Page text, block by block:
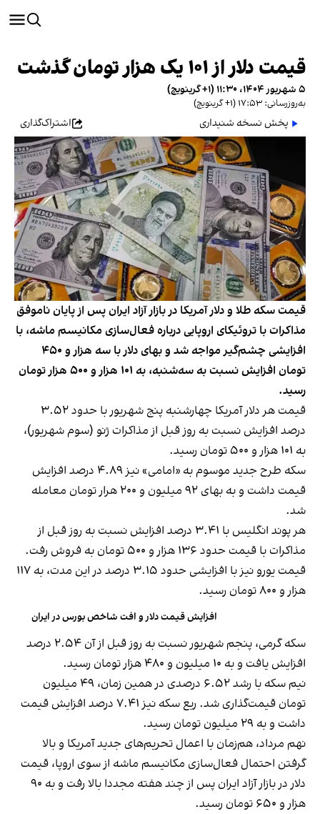
قیمت دلار از ۱۰۱ یک هزار تومان گذشت
۵ شهریور ۱۴۰۴، ۱۱:۳۰ (‎+۱ گرینویچ)
به‌روزرسانی: ۱۷:۵۳ (‎+۱ گرینویچ)
پخش نسخه شنیداری اشتراک‌گذاری
قیمت سکه طلا و دلار آمریکا در بازار آزاد ایران پس از پایان ناموفق
مذاکرات با تروئیکای اروپایی درباره فعال‌سازی مکانیسم ماشه، با
افزایشی چشم‌گیر مواجه شد و بهای دلار با سه هزار و ۴۵۰
تومان افزایش نسبت به سه‌شنبه، به ۱۰۱ هزار و ۵۰۰ هزار تومان
رسید.
قیمت هر دلار آمریکا چهارشنبه پنج شهریور با حدود ۳.۵۲
درصد افزایش نسبت به روز قبل از مذاکرات ژنو (سوم شهریور)،
به ۱۰۱ هزار و ۵۰۰ تومان رسید.
سکه طرح جدید موسوم به «امامی» نیز ۴.۸۹ درصد افزایش
قیمت داشت و به بهای ۹۲ میلیون و ۲۰۰ هرار تومان معامله
شد.
هر پوند انگلیس با ۳.۴۱ درصد افزایش نسبت به روز قبل از
مذاکرات با قیمت حدود ۱۳۶ هزار و ۵۰۰ تومان به فروش رفت.
قیمت یورو نیز با افزایشی حدود ۳.۱۵ درصد در این مدت، به ۱۱۷
هزار و ۸۰۰ تومان رسید.
افزایش قیمت دلار و افت شاخص بورس در ایران
سکه گرمی، پنجم شهریور نسبت به روز قبل از آن ۲.۵۴ درصد
افزایش یافت و به ۱۰ میلیون و ۴۸۰ هزار تومان رسید.
نیم سکه با رشد ۶.۵۲ درصدی در همین زمان، ۴۹ میلیون
تومان قیمت‌گذاری شد. ربع سکه نیز ۷.۴۱ درصد افزایش قیمت
داشت و به ۲۹ میلیون تومان رسید.
نهم مرداد، هم‌زمان با اعمال تحریم‌های جدید آمریکا و بالا
گرفتن احتمال فعال‌سازی مکانیسم ماشه از سوی اروپا، قیمت
دلار در بازار آزاد ایران پس از چند هفته مجددا بالا رفت و به ۹۰
هزار و ۶۵۰ تومان رسید.